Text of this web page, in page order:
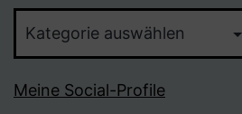
Meine Social-Profile